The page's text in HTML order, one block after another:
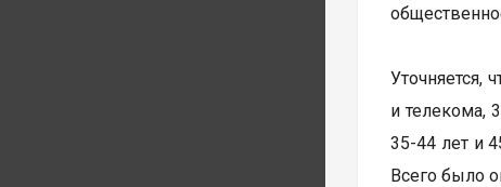
Уточняется,
и телекома,
35-44 лет и
Всего было